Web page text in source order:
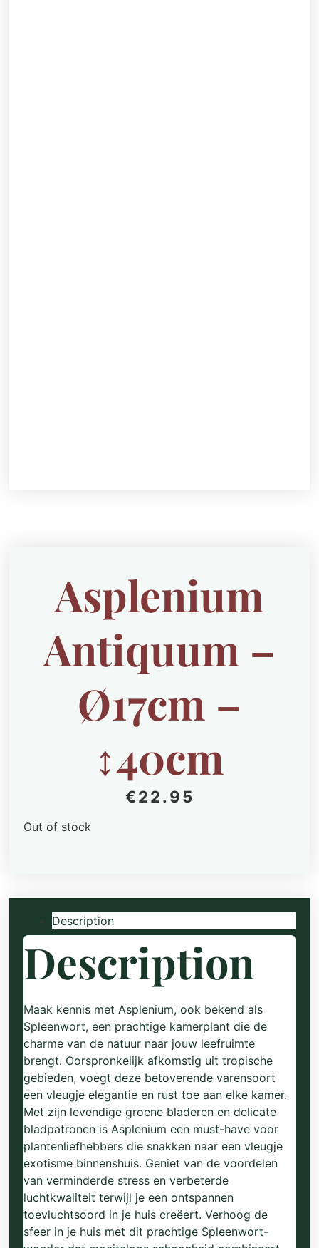
Asplenium
Antiquum –
Ø17cm –
↕40cm
€22.95
Out of stock
Description
Description
Maak kennis met Asplenium, ook bekend als
Spleenwort, een prachtige kamerplant die de
charme van de natuur naar jouw leefruimte
brengt. Oorspronkelijk afkomstig uit tropische
gebieden, voegt deze betoverende varensoort
een vleugje elegantie en rust toe aan elke kamer.
Met zijn levendige groene bladeren en delicate
bladpatronen is Asplenium een must-have voor
plantenliefhebbers die snakken naar een vleugje
exotisme binnenshuis. Geniet van de voordelen
van verminderde stress en verbeterde
luchtkwaliteit terwijl je een ontspannen
toevluchtsoord in je huis creëert. Verhoog de
sfeer in je huis met dit prachtige Spleenwort-